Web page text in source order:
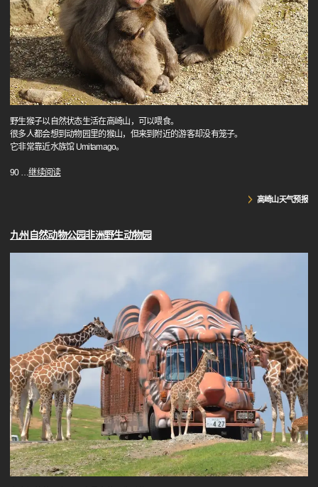
野生猴子以自然状态生活在高崎山，可以喂食。
很多人都会想到动物园里的猴山，但来到附近的游客却没有笼子。
它非常靠近水族馆 Umitamago。
90 …继续阅读
高崎山天气预报
九州自然动物公园非洲野生动物园